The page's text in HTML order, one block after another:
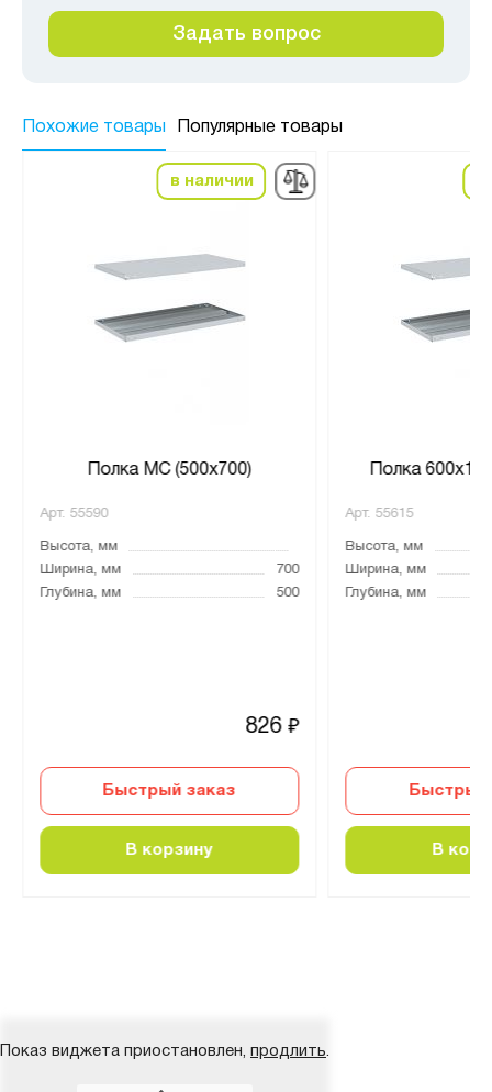
Задать вопрос
Похожие товары Популярные товары
в наличии
Полка МС (500х700)
Арт. 55590
Высота, мм
Ширина, мм
700
Глубина, мм
500
826₽
Быстрый заказ
В корзину
Полка
Арт. 55615
Высота, мм
Ширина, мм
Глубина, мм
Быстрый
В
Показ виджета приостановлен, продлить.